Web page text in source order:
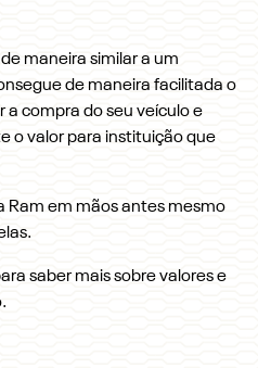
maneira similar a um
de maneira facilitada o
a compra do seu veículo e
o valor para instituição que
Ram em mãos antes mesmo
saber mais sobre valores e